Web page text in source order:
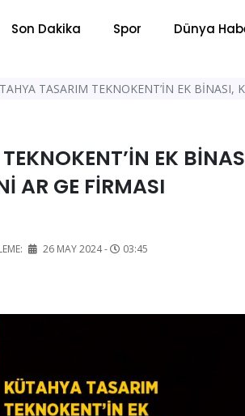
Son Dakika Spor Dünya
TASARIM TEKNOKENT’İN EK BİNASI,
EK
AR GE FİRMASI
26 MAY 2024 - 03:45